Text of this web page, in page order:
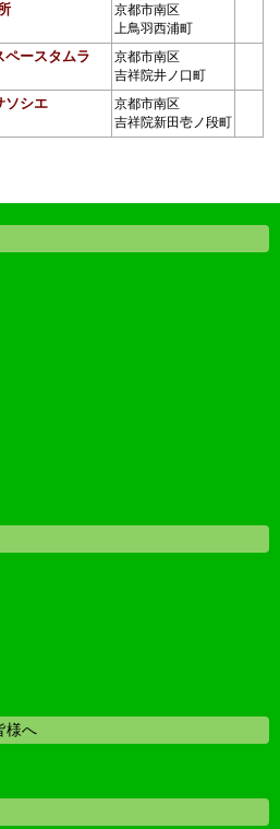
京都市南区
上鳥羽西浦町
ペースタムラ
京都市南区
吉祥院井ノ口町
ソシエ
京都市南区
吉祥院新田壱ノ段町
様へ